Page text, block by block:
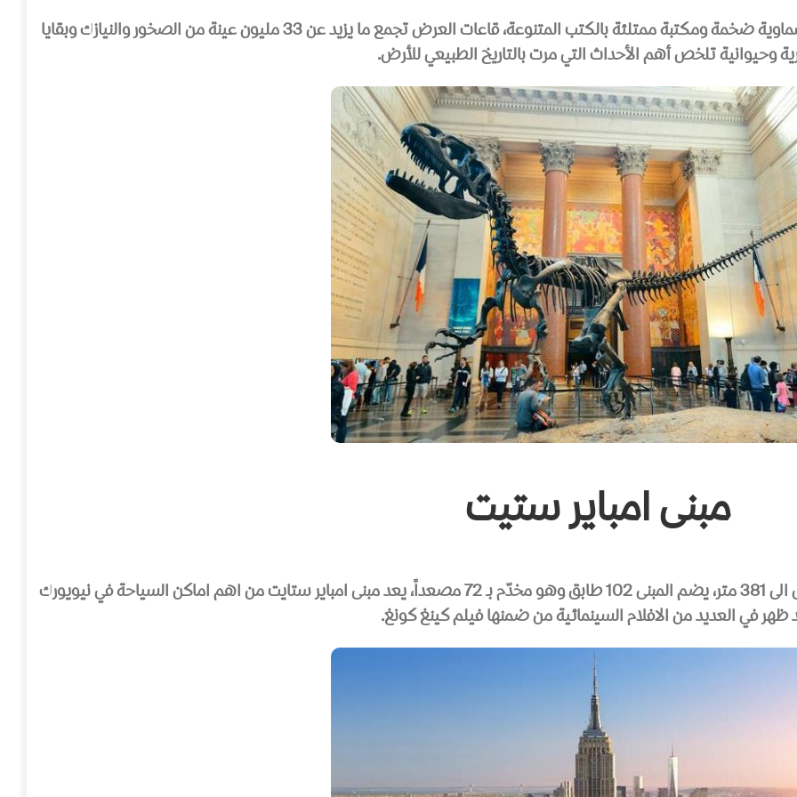
يحتوي هذا المتحف على أكثر من 45 قاعة عرض مع قبة سماوية ضخمة ومكتبة ممتلئة بالكتب المتنوعة، قاعات العرض تجمع ما يزيد عن 33 مليون عينة من الصخور والنيازك وبقايا
وحيوانية تلخص أهم الأحداث التي مرت بالتاريخ الطبيعي للأرض.
مبنى امباير ستيت
مبنى امباير ستيت هو اطول مبنى في نيويورك بإرتفاع يصل الى 381 متر، يضم المبنى 102 طابق وهو مخدّم بـ 72 مصعداً، يعد مبنى امباير ستايت من اهم اماكن السياحة في نيويورك
ظهر في العديد من الافلام السينمائية من ضمنها فيلم كينغ كونغ.